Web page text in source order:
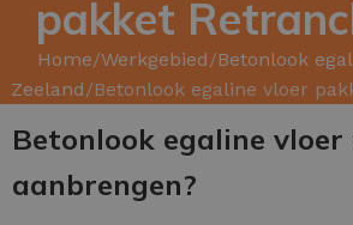
pakket
Home Werkgebied Betonlook
Zeeland Betonlook egaline vloer
Betonlook egaline vloer
aanbrengen?